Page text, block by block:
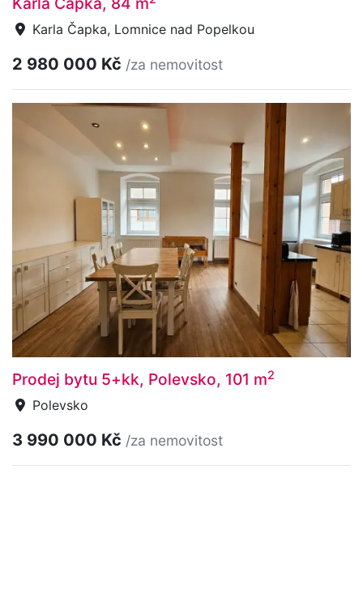
Karla Čapka, Lomnice nad Popelkou
2 980 000 Kč /za nemovitost
Prodej bytu 5+kk, Polevsko, 101 m2
Polevsko
3 990 000 Kč /za nemovitost